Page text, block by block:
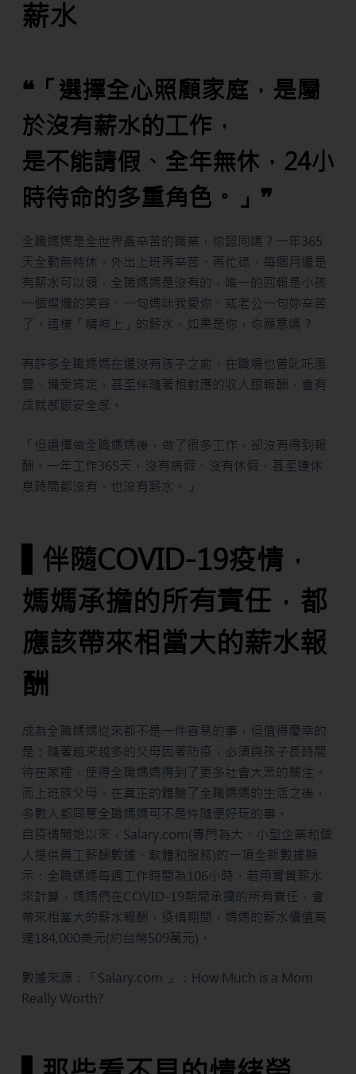
薪水
❝「選擇全心照顧家庭，是屬
於沒有薪水的工作，
是不能請假、全年無休，24小
時待命的多重角色。」❞
全職媽媽是全世界最辛苦的職業，你認同嗎？一年365
天全勤無特休，外出上班再辛苦、再忙碌，每個月還是
有薪水可以領，全職媽媽是沒有的，唯一的回報是小孩
一個燦爛的笑容、一句媽咪我愛你、或老公一句妳辛苦
了。這樣「精神上」的薪水，如果是你，你願意嗎？
有許多全職媽媽在還沒有孩子之前，在職場也曾叱吒風
雲、備受肯定，甚至伴隨著相對應的收入跟報酬，會有
成就感跟安全感。
「但選擇做全職媽媽後，做了很多工作，卻沒有得到報
酬。一年工作365天，沒有病假、沒有休假，甚至連休
息時間都沒有，也沒有薪水。」
▌伴隨COVID-19疫情，
媽媽承擔的所有責任，都
應該帶來相當大的薪水報
酬
成為全職媽媽從來都不是一件容易的事，但值得慶幸的
是：隨著越來越多的父母因著防疫，必須與孩子長時間
待在家裡，使得全職媽媽得到了更多社會大眾的關注。
而上班族父母，在真正的體驗了全職媽媽的生活之後，
多數人都同意全職媽媽可不是件隨便好玩的事。
自疫情開始以來，Salary.com(專門為大、小型企業和個
人提供員工薪酬數據、軟體和服務)的一項全新數據顯
示：全職媽媽每週工作時間為106小時，若用實質薪水
來計算，媽媽們在COVID-19期間承擔的所有責任，會
帶來相當大的薪水報酬，疫情期間，媽媽的薪水價值高
達184,000美元(約台幣509萬元)。
數據來源：「Salary.com 」：How Much is a Mom
Really Worth?